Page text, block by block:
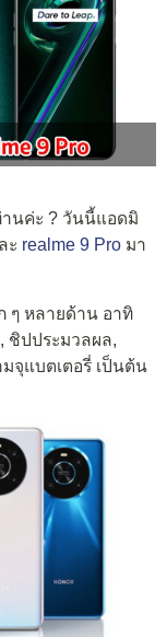
นค่ะ ? วันนี้แอดมิ
ะ realme 9 Pro มา
ๆ หลายด้าน อาทิ
ชิปประมวลผล,
จุแบตเตอรี่ เป็นต้น